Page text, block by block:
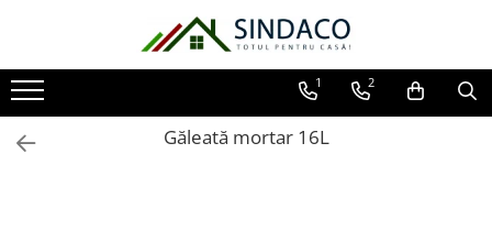
Toate Produsele
Materiale de construcții
Armătură
1 2
Găleată mortar 16L